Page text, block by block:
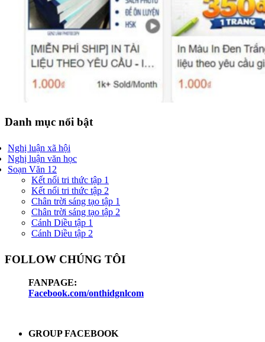
Danh mục nổi bật
Nghị luận xã hội
Nghị luận văn học
Soạn Văn 12
Kết nối tri thức tập 1
Kết nối tri thức tập 2
Chân trời sáng tạo tập 1
Chân trời sáng tạo tập 2
Cánh Diều tập 1
Cánh Diều tập 2
FOLLOW CHÚNG TÔI
FANPAGE:
Facebook.com/onthidgnlcom
GROUP FACEBOOK